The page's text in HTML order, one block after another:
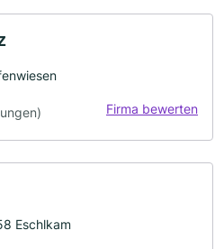
Firma bewerten
Eschlkam